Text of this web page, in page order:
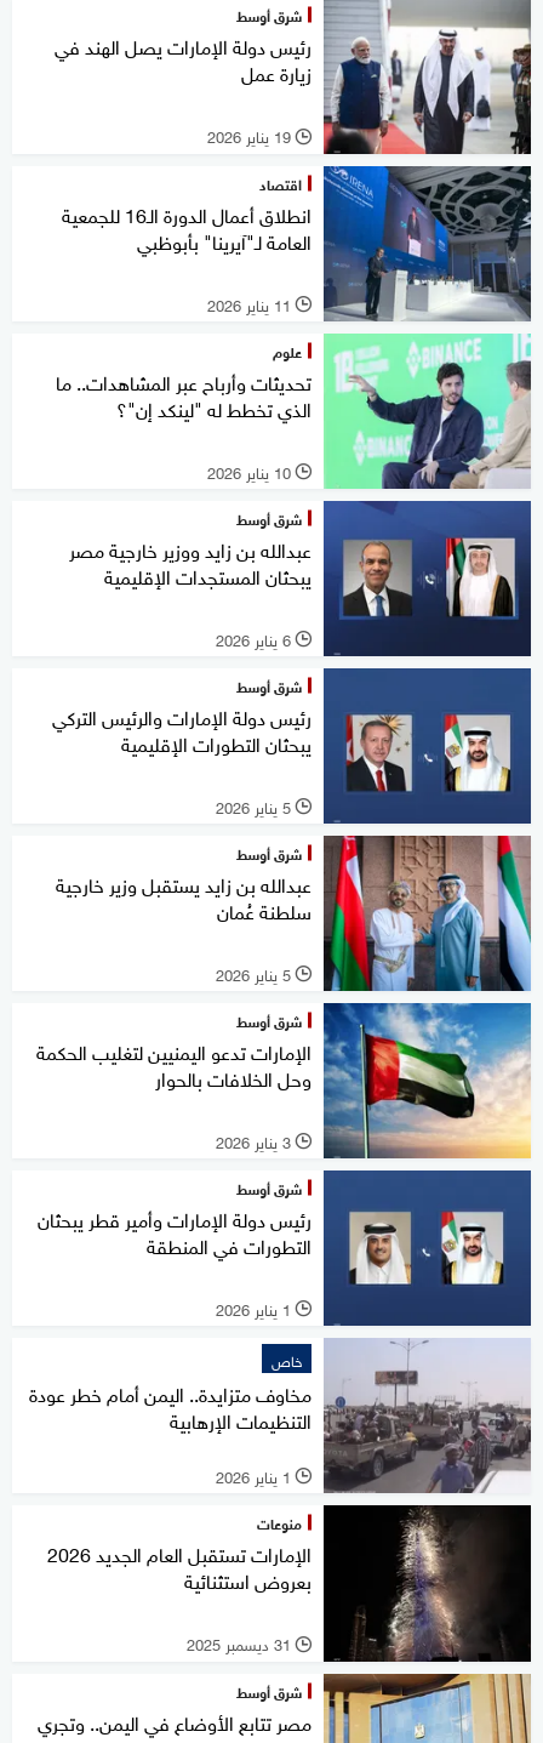
شرق أوسط
رئيس دولة الإمارات يصل الهند في
زيارة عمل
l 19 يناير 2026
اقتصاد
انطلاق أعمال الدورة الـ16 للجمعية
العامة لـ"آيرينا" بأبوظبي
l 11 يناير 2026
علوم
تحديثات وأرباح عبر المشاهدات.. ما
الذي تخطط له "لينكد إن"؟
l 10 يناير 2026
شرق أوسط
عبدالله بن زايد ووزير خارجية مصر
يبحثان المستجدات الإقليمية
l 6 يناير 2026
شرق أوسط
رئيس دولة الإمارات والرئيس التركي
يبحثان التطورات الإقليمية
l 5 يناير 2026
شرق أوسط
عبدالله بن زايد يستقبل وزير خارجية
سلطنة عُمان
l 5 يناير 2026
شرق أوسط
الإمارات تدعو اليمنيين لتغليب الحكمة
وحل الخلافات بالحوار
l 3 يناير 2026
شرق أوسط
رئيس دولة الإمارات وأمير قطر يبحثان
التطورات في المنطقة
l 1 يناير 2026
خاص
مخاوف متزايدة.. اليمن أمام خطر عودة
التنظيمات الإرهابية
l 1 يناير 2026
منوعات
الإمارات تستقبل العام الجديد 2026
بعروض استثنائية
l 31 ديسمبر 2025
شرق أوسط
مصر تتابع الأوضاع في اليمن.. وتجري